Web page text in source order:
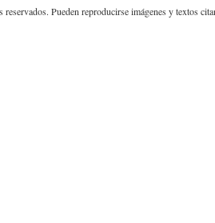
reservados. Pueden reproducirse imágenes y textos